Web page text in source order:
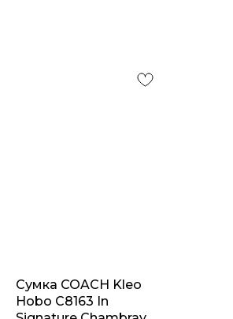
Сумка COACH Kleo
Hobo C8163 In